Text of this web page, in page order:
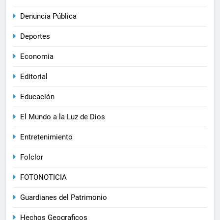
Denuncia Pública
Deportes
Economia
Editorial
Educación
El Mundo a la Luz de Dios
Entretenimiento
Folclor
FOTONOTICIA
Guardianes del Patrimonio
Hechos Geograficos